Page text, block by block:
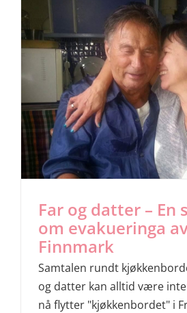
Far og datter – En
om evakueringa
Finnmark
Samtalen rundt
og datter kan alltid være
nå flytter "kjøkkenbordet" i